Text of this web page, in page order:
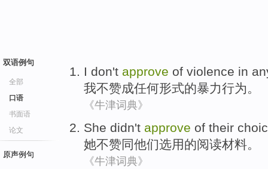
双语例句
全部
口语
书面语
论文
原声例句
I don't approve of violence in
我不赞成任何形式的暴力行为。
《牛津词典》
She didn't approve of their
她不赞同他们选用的阅读材料。
《牛津词典》